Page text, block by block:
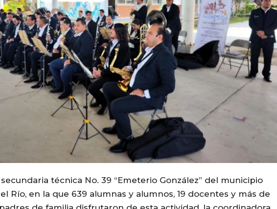
técnica No. 39 “Emeterio González” del municipio
Río, en la que 639 alumnas y alumnos, 19 docentes y más de